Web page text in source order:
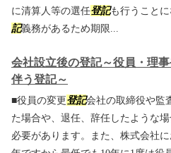
に清算人等の選任登記も行うこと
記義務があるため期限...
会社設立後の登記～役員・理
伴う登記～
■役員の変更登記会社の取締役や監
た場合や、退任、辞任したような
必要があります。また、株式会社